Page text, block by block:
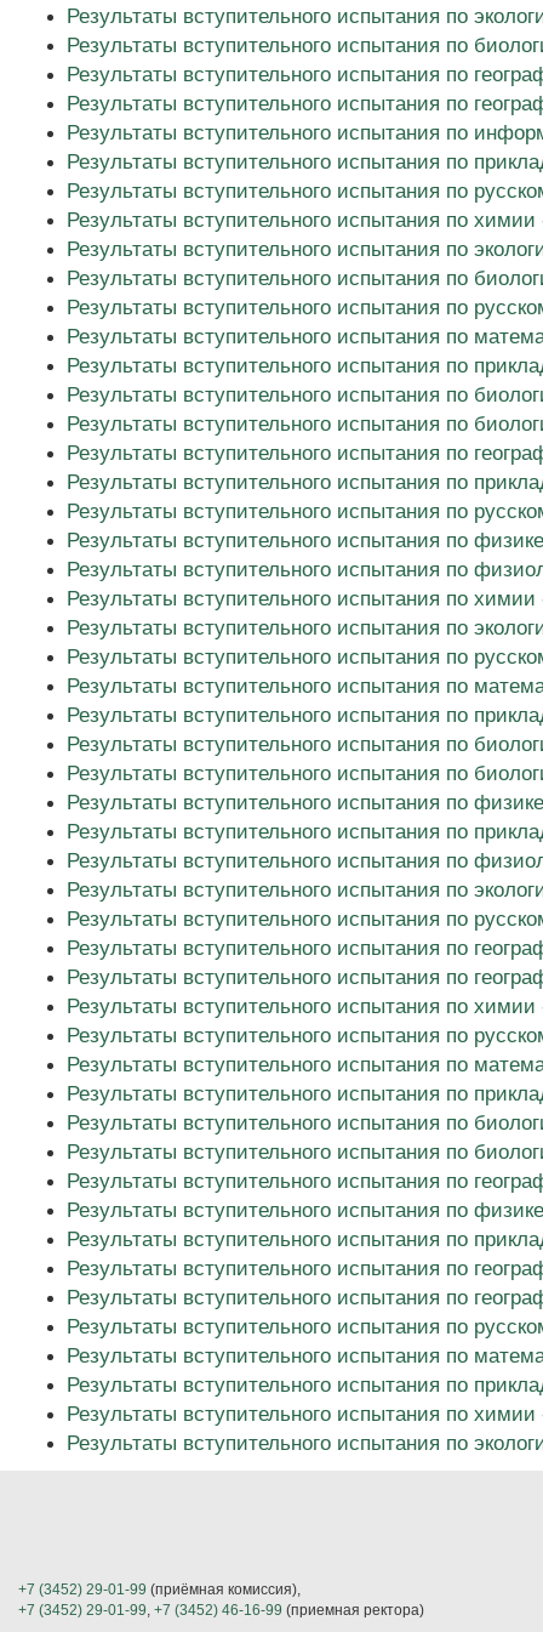
Результаты вступительного испытания по
Результаты вступительного испытания по
Результаты вступительного испытания по
Результаты вступительного испытания по
Результаты вступительного испытания по
Результаты вступительного испытания по
Результаты вступительного испытания по
Результаты вступительного испытания по химии
Результаты вступительного испытания по
Результаты вступительного испытания по
Результаты вступительного испытания по
Результаты вступительного испытания по
Результаты вступительного испытания по
Результаты вступительного испытания по
Результаты вступительного испытания по
Результаты вступительного испытания по
Результаты вступительного испытания по
Результаты вступительного испытания по
Результаты вступительного испытания по
Результаты вступительного испытания по
Результаты вступительного испытания по химии
Результаты вступительного испытания по
Результаты вступительного испытания по
Результаты вступительного испытания по
Результаты вступительного испытания по
Результаты вступительного испытания по
Результаты вступительного испытания по
Результаты вступительного испытания по
Результаты вступительного испытания по
Результаты вступительного испытания по
Результаты вступительного испытания по
Результаты вступительного испытания по
Результаты вступительного испытания по
Результаты вступительного испытания по
Результаты вступительного испытания по
Результаты вступительного испытания по
Результаты вступительного испытания по
Результаты вступительного испытания по
Результаты вступительного испытания по
Результаты вступительного испытания по
Результаты вступительного испытания по
Результаты вступительного испытания по
Результаты вступительного испытания по
Результаты вступительного испытания по
Результаты вступительного испытания по
Результаты вступительного испытания по
Результаты вступительного испытания по
Результаты вступительного испытания по
Результаты вступительного испытания по химии
Результаты вступительного испытания по
+7 (3452) 29-01-99 (приёмная комиссия),
+7 (3452) 29-01-99, +7 (3452) 46-16-99 (приемная ректора)